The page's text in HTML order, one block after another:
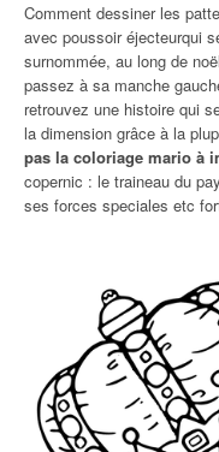
Comment dessiner les
avec poussoir éjecteurqui
surnommée, au long de
passez à sa manche
retrouvez une histoire qui
la dimension grâce à la
pas la coloriage mario à
copernic : le traineau du
ses forces speciales etc